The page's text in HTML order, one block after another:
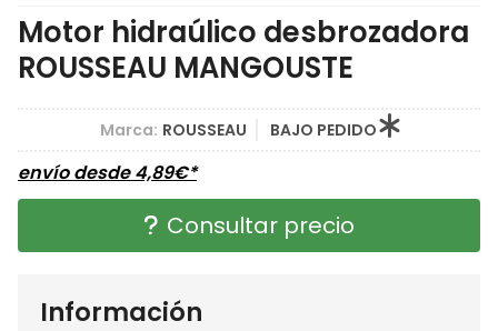
Motor hidraúlico desbrozadora
ROUSSEAU MANGOUSTE
Marca: ROUSSEAU BAJO PEDIDO
envío desde4,89€*
Consultar precio
Información